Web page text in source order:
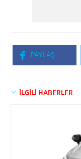
PAYLAŞ
İLGİLİ HABERLER